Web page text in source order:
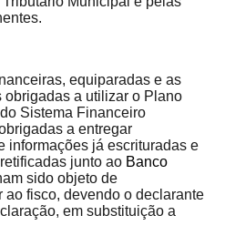
equiparadas e as
a utilizar o Plano
Sistema Financeiro
a entregar
informações já escrituradas e
junto ao Banco
sido objeto de
ao fisco, devendo o declarante
em substituição a